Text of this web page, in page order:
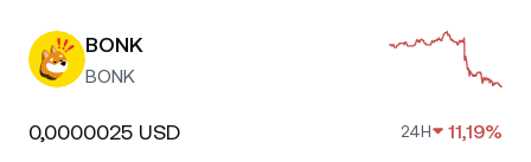
BONK
BONK
0,0000025 USD 24H 11,19%